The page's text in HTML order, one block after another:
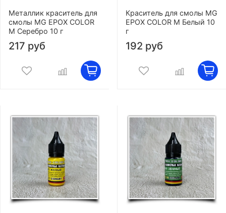
Металлик краситель для
смолы MG EPOX COLOR
M Серебро 10 г
217 руб
Краситель для смолы MG
EPOX COLOR M Белый 10
г
192 руб